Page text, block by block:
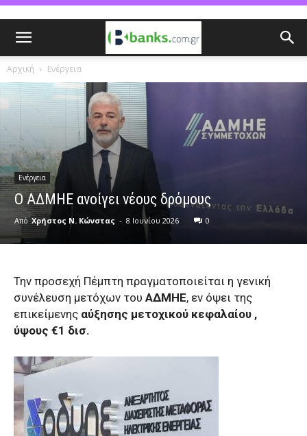
Αρχική Ενέργεια
Ενέργεια
Ο ΑΔΜΗΕ ανοίγει νέους δρόμους
Από Χρήστος Ν. Κώνστας - 8 Ιουνίου 2026 0
Την προσεχή Πέμπτη πραγματοποιείται η γενική
συνέλευση μετόχων του ΑΔΜΗΕ, εν όψει της
επικείμενης αύξησης μετοχικού κεφαλαίου ,
ύψους €1 δισ.